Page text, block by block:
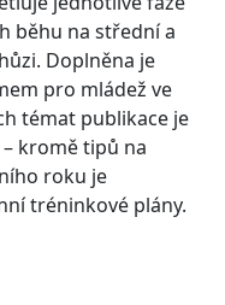
běhu na střední a
Doplněna je
pro mládež ve
témat publikace je
kromě tipů na
roku je
tréninkové plány.